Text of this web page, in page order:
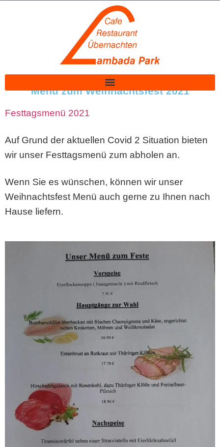
Menü zum Weihnachtsfest 2021
Festtagsmenü 2021
Auf Grund der aktuellen Covid 2 Situation bieten
wir unser Festtagsmenü zum abholen an.
Wenn Sie es wünschen, können wir unser
Weihnachtsfest Menü auch gerne zu Ihnen nach
Hause liefern.